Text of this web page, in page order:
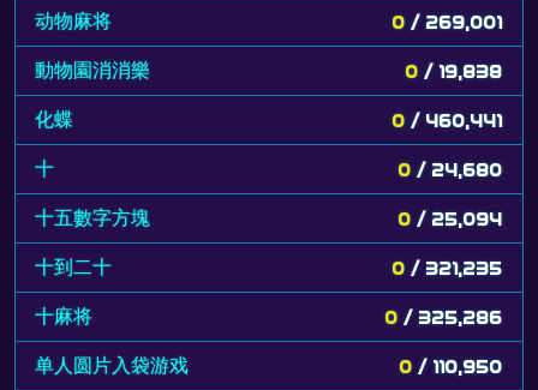
动物麻将 0 / 269,001
動物園消消樂 0 / 19,838
化蝶 0 / 460,441
十 0 / 24,680
十五數字方塊 0 / 25,094
十到二十 0 / 321,235
十麻将 0 / 325,286
单人圆片入袋游戏 0 / 110,950